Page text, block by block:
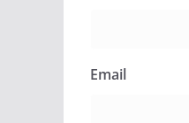
Email